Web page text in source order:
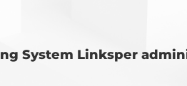
System Linksper